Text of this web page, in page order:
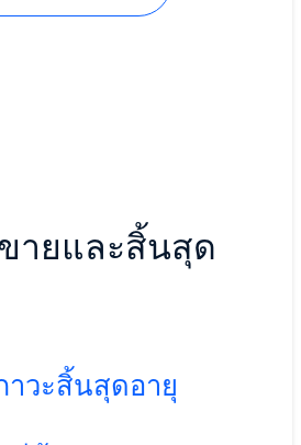
ายและสิ้นสุด
าวะสิ้นสุดอายุ